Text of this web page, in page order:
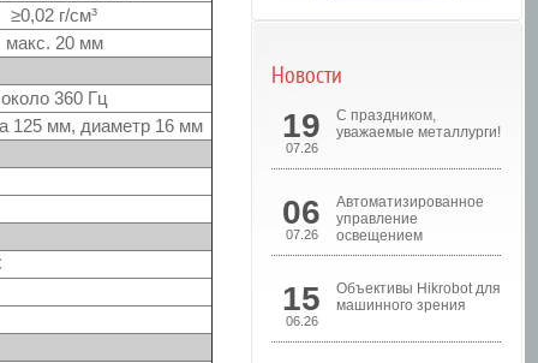
≥0,02 г/см³
макс. 20 мм
около 360 Гц
125 мм, диаметр 16 мм
Новости
19
07.26
С праздником,
уважаемые металлурги!
06
07.26
Автоматизированное
управление
освещением
15
06.26
Объективы Hikrobot для
машинного зрения